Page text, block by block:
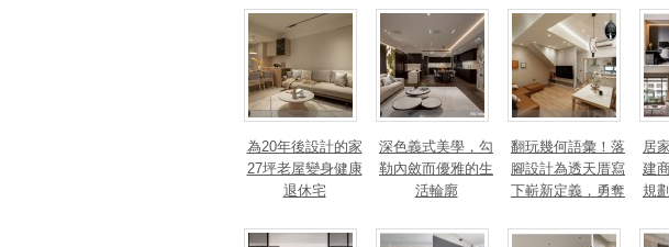
法、英指標設計大
獎！
量磁場？
有
為20年後設計的家
27坪老屋變身健康
退休宅
深色義式美學，勾
勒內斂而優雅的生
活輪廓
翻玩幾何語彙！落
腳設計為透天厝寫
下嶄新定義，勇奪
TAN 國際大獎
居
建
規